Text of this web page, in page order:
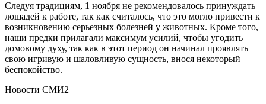
Следуя традициям, 1 ноября не рекомендовалось принуждать
лошадей к работе, так как считалось, что это могло привести к
возникновению серьезных болезней у животных. Кроме того,
наши предки прилагали максимум усилий, чтобы угодить
домовому духу, так как в этот период он начинал проявлять
свою игривую и шаловливую сущность, внося некоторый
беспокойство.
Новости СМИ2